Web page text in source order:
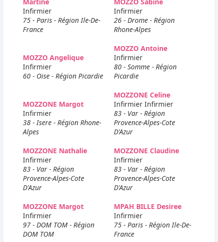
Infirmier
75 - Paris - Région Ile-De-
France
Infirmier
26 - Drome - Région
Rhone-Alpes
MOZZO Angelique
Infirmier
60 - Oise - Région Picardie
MOZZO Antoine
Infirmier
80 - Somme - Région
Picardie
MOZZONE Margot
Infirmier
38 - Isere - Région Rhone-
Alpes
MOZZONE Celine
Infirmier Infirmier
83 - Var - Région
Provence-Alpes-Cote
D'Azur
MOZZONE Nathalie
Infirmier
83 - Var - Région
Provence-Alpes-Cote
D'Azur
MOZZONE Claudine
Infirmier
83 - Var - Région
Provence-Alpes-Cote
D'Azur
MOZZONE Margot
Infirmier
97 - DOM TOM - Région
DOM TOM
MPAH BILLE Desiree
Infirmier
75 - Paris - Région Ile-De-
France